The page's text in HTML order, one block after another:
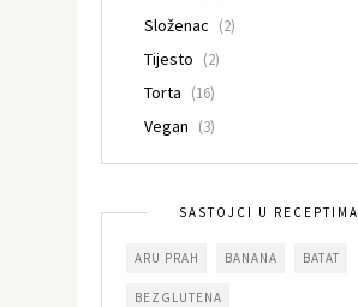
Složenac (2)
Tijesto (2)
Torta (16)
Vegan (3)
SASTOJCI U RECEPTIMA
ARU PRAH BANANA BATAT
BEZGLUTENA